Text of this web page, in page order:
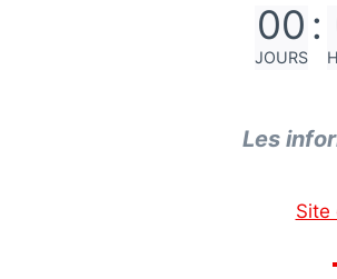
00
JOURS
:
Les
Site